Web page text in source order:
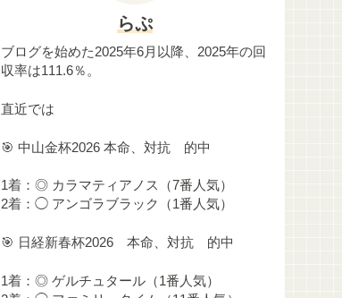
らぷ
ブログを始めた2025年6月以降、2025年の回
収率は111.6％。
直近では
🎯 中山金杯2026 本命、対抗 的中
1着：◎ カラマティアノス（7番人気）
2着：◯ アンゴラブラック（1番人気）
🎯 日経新春杯2026 本命、対抗 的中
1着：◎ ゲルチュタール（1番人気）